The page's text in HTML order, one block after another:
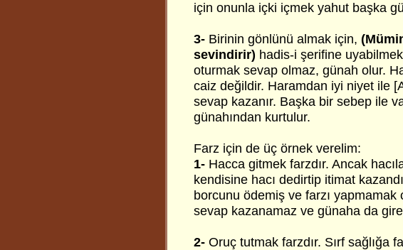
için onunla içki içmek yahut başka
3- Birinin gönlünü almak için,
sevindirir) hadis-i şerifine
oturmak sevap olmaz, günah olur.
caiz değildir. Haramdan iyi niyet ile
sevap kazanır. Başka bir sebep ile
günahından kurtulur.
Farz için de üç örnek verelim:
1- Hacca gitmek farzdır. Ancak
kendisine hacı dedirtip itimat
borcunu ödemiş ve farzı
sevap kazanamaz ve günaha da
2- Oruç tutmak farzdır. Sırf sağlığa